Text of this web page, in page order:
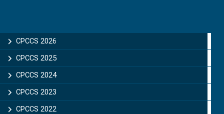
CPCCS 2026
CPCCS 2025
CPCCS 2024
CPCCS 2023
CPCCS 2022